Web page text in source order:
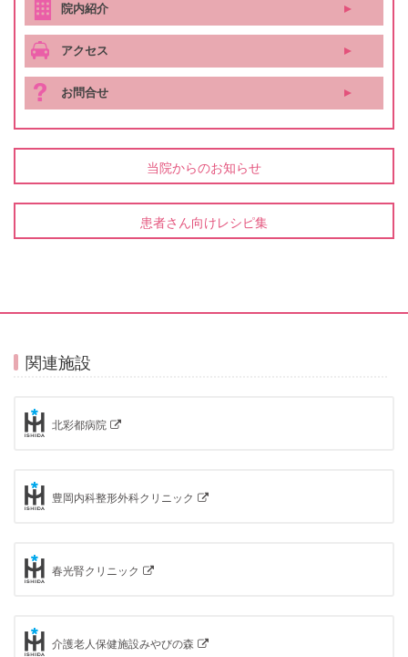
院内紹介
アクセス
お問合せ
当院からのお知らせ
患者さん向けレシピ集
関連施設
北彩都病院
豊岡内科整形外科クリニック
春光腎クリニック
介護老人保健施設みやびの森